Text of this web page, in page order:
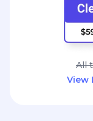
All
View